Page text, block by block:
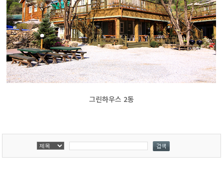
그린하우스 2동